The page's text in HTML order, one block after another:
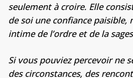
seulement à croire. Elle
de soi une confiance paisible,
intime de l’ordre et de la
Si vous pouviez percevoir ne
des circonstances, des